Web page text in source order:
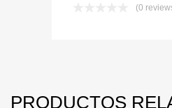
(0
PRODUCTOS